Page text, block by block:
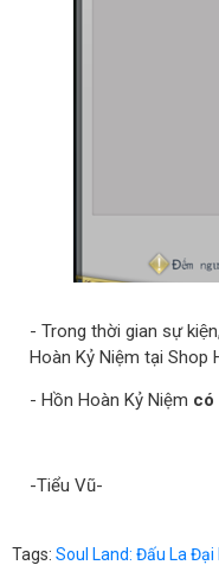
- Trong thời gian sự
Hoàn Kỷ Niệm tại Shop
- Hồn Hoàn Kỷ Niệm có
-Tiểu Vũ-
Tags: Soul Land: Đấu La Đại